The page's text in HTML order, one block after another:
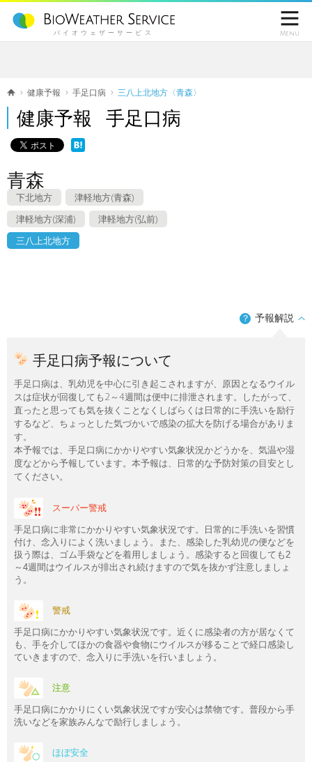
バイオウェザーサービス

Menu
健康予報 手足口病 三八上北地方〈青森〉
健康予報 手足口病
青森
下北地方 津軽地方(青森)
津軽地方(深浦) 津軽地方(弘前)
三八上北地方
？ 予報解説
手足口病予報について
手足口病は、乳幼児を中心に引き起こされますが、原因となるウイル
スは症状が回復しても2～4週間は便中に排泄されます。したがって、
直ったと思っても気を抜くことなくしばらくは日常的に手洗いを励行
するなど、ちょっとした気づかいで感染の拡大を防げる場合がありま
す。
本予報では、手足口病にかかりやすい気象状況かどうかを、気温や湿
度などから予報しています。本予報は、日常的な予防対策の目安とし
てください。
スーパー警戒
手足口病に非常にかかりやすい気象状況です。日常的に手洗いを習慣
付け、念入りによく洗いましょう。また、感染した乳幼児の便などを
扱う際は、ゴム手袋などを着用しましょう。感染すると回復しても2
～4週間はウイルスが排出され続けますので気を抜かず注意しましょ
う。
警戒
手足口病にかかりやすい気象状況です。近くに感染者の方が居なくて
も、手を介してほかの食器や食物にウイルスが移ることで経口感染し
ていきますので、念入りに手洗いを行いましょう。
注意
手足口病にかかりにくい気象状況ですが安心は禁物です。普段から手
洗いなどを家族みんなで励行しましょう。
ほぼ安全